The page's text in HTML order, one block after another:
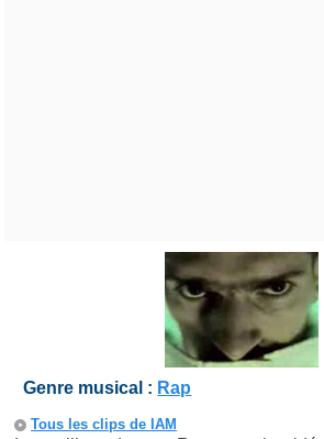
Genre musical : Rap
Tous les clips de IAM